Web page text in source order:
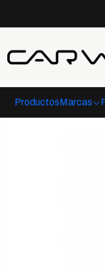
ProductosMarcas